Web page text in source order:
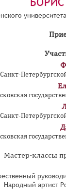
Мастер-классы
Народный артист